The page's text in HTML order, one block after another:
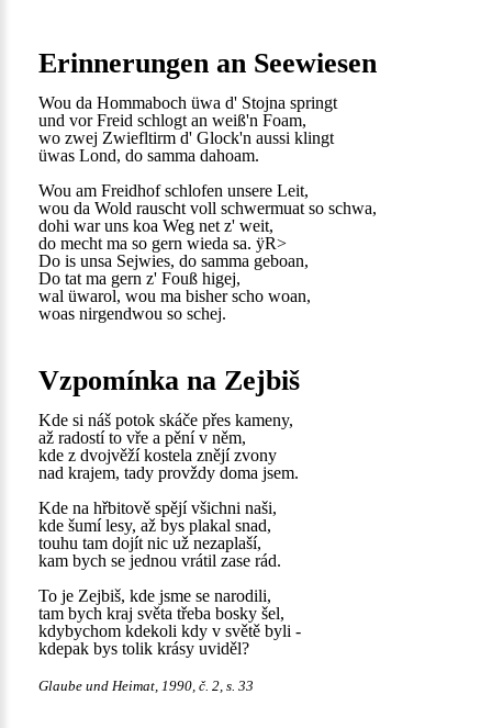
Erinnerungen an Seewiesen
Wou da Hommaboch üwa d' Stojna springt
und vor Freid schlogt an weiß'n Foam,
wo zwej Zwiefltirm d' Glock'n aussi klingt
üwas Lond, do samma dahoam.
Wou am Freidhof schlofen unsere Leit,
wou da Wold rauscht voll schwermuat so schwa,
dohi war uns koa Weg net z' weit,
do mecht ma so gern wieda sa. ÿR>
Do is unsa Sejwies, do samma geboan,
Do tat ma gern z' Fouß higej,
wal üwarol, wou ma bisher scho woan,
woas nirgendwou so schej.
Vzpomínka na Zejbiš
Kde si náš potok skáče přes kameny,
až radostí to vře a pění v něm,
kde z dvojvěží kostela znějí zvony
nad krajem, tady provždy doma jsem.
Kde na hřbitově spějí všichni naši,
kde šumí lesy, až bys plakal snad,
touhu tam dojít nic už nezaplaší,
kam bych se jednou vrátil zase rád.
To je Zejbiš, kde jsme se narodili,
tam bych kraj světa třeba bosky šel,
kdybychom kdekoli kdy v světě byli -
kdepak bys tolik krásy uviděl?
Glaube und Heimat, 1990, č. 2, s. 33